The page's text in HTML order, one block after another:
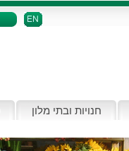
חנויות ובתי מלון